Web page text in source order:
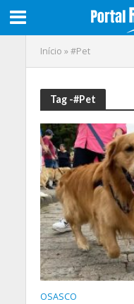
Início »#Pet
Tag -#Pet
OSASCO